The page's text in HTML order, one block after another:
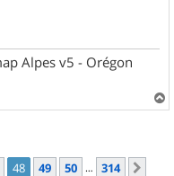
Alpes v5 - Orégon
a
48 49 50 … 314